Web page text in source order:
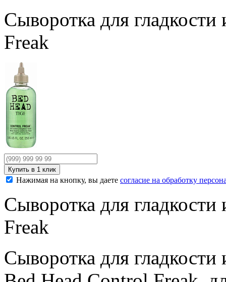
Сыворотка для
Freak
Нажимая на кнопку, вы даете согласие на обработку
Сыворотка для
Freak
Сыворотка для